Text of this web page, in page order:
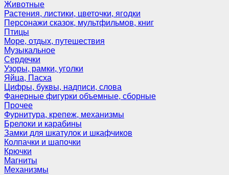
Животные
Растения, листики, цветочки, ягодки
Персонажи сказок, мультфильмов, книг
Птицы
Море, отдых, путешествия
Музыкальное
Сердечки
Узоры, рамки, уголки
Яйца, Пасха
Цифры, буквы, надписи, слова
Фанерные фигурки объемные, сборные
Прочее
Фурнитура, крепеж, механизмы
Брелоки и карабины
Замки для шкатулок и шкафчиков
Колпачки и шапочки
Крючки
Магниты
Механизмы